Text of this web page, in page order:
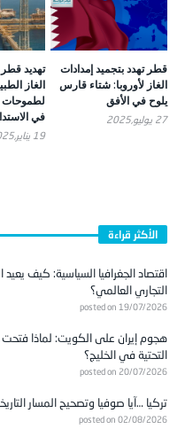
قطر تهدد بتجميد إمدادات
الغاز لأوروبا: شتاء قارس
يلوح في الأفق
27 يوليو,2025
تهديد
الغاز
لطموحات
في
19 يناير,2025
الأكثر قراءة
اقتصاد الجغرافيا السياسية: كيف
التجاري العالمي؟
posted on 19/07/2026
هجوم إيران على الكويت: لماذا فتحت
التحتية في الخليج؟
posted on 20/07/2026
تركيا …آيا صوفيا وتصحيح المسار
posted on 02/08/2026